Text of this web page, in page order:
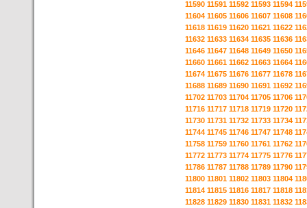
11590 11591 11592 11593 11594
11604 11605 11606 11607 11608
11618 11619 11620 11621 11622
11632 11633 11634 11635 11636
11646 11647 11648 11649 11650
11660 11661 11662 11663 11664
11674 11675 11676 11677 11678
11688 11689 11690 11691 11692
11702 11703 11704 11705 11706
11716 11717 11718 11719 11720
11730 11731 11732 11733 11734
11744 11745 11746 11747 11748
11758 11759 11760 11761 11762
11772 11773 11774 11775 11776
11786 11787 11788 11789 11790
11800 11801 11802 11803 11804
11814 11815 11816 11817 11818
11828 11829 11830 11831 11832